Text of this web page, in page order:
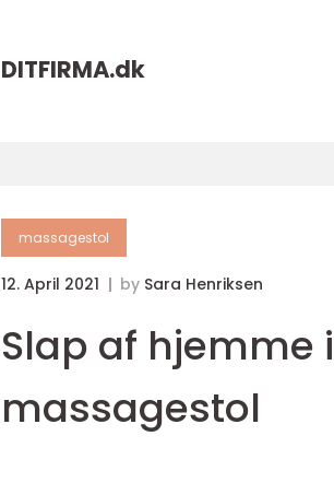
DITFIRMA.dk
massagestol
12. April 2021 by Sara Henriksen
Slap af
massagestol